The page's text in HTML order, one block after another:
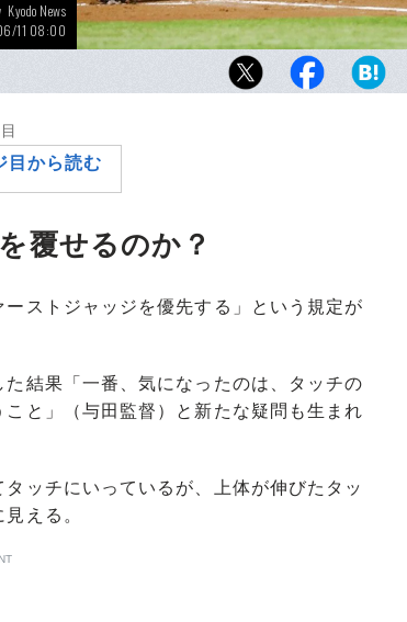
Kyodo News
11 08:00
4－4で迎えた8回2アウトの場面で、問題の判定は
目から読む
覆せるのか？
ストジャッジを優先する」という規定が
結果「一番、気になったのは、タッチの
と」（与田監督）と新たな疑問も生まれ
ッチにいっているが、上体が伸びたタッ
える。